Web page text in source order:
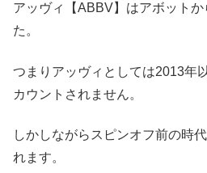
アッヴィ【ABBV】はアボット
た。
つまりアッヴィとしては2013年
カウントされません。
しかしながらスピンオフ前の時
れます。